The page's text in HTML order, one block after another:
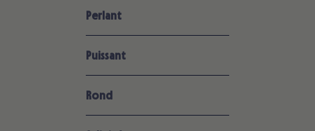
Perlant
Puissant
Rond